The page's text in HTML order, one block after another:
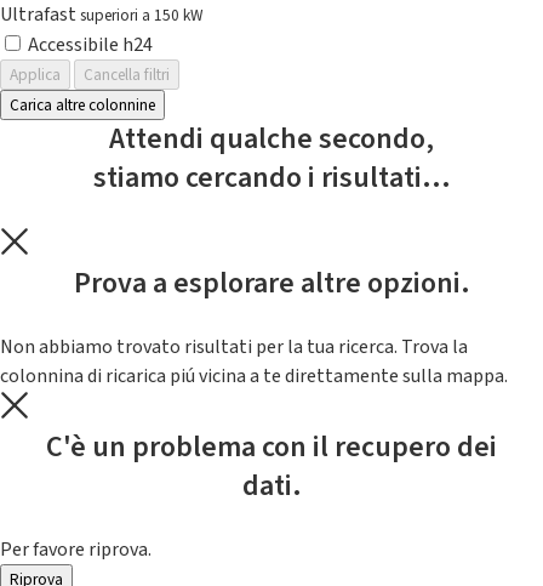
Ultrafast superiori a 150 kW
Accessibile h24
Applica
Cancella filtri
Carica altre colonnine
Attendi qualche secondo,
stiamo cercando i risultati...
Prova a esplorare altre opzioni.
Non abbiamo trovato risultati per la tua ricerca. Trova la
colonnina di ricarica piú vicina a te direttamente sulla mappa.
C'è un problema con il recupero dei
dati.
Per favore riprova.
Riprova